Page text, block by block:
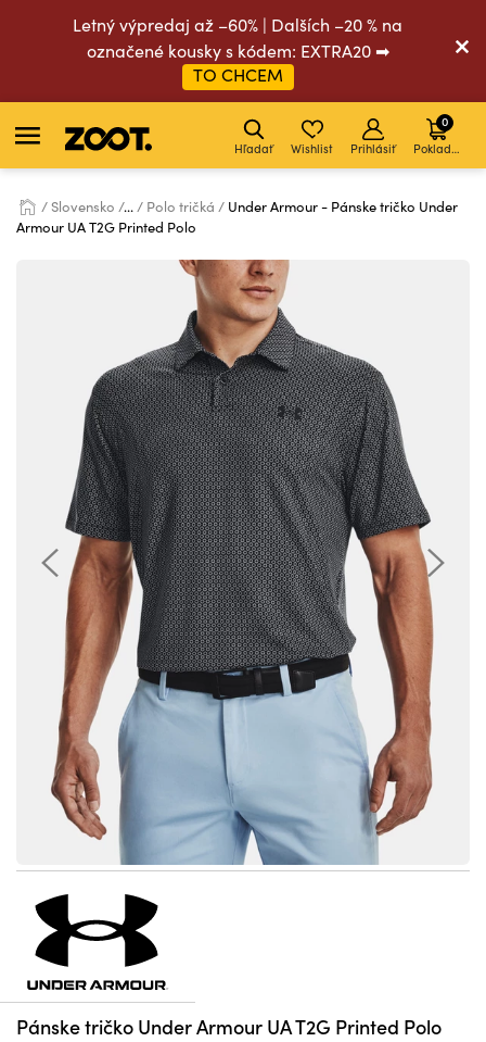
Letný výpredaj až –60% | Dalších –20 % na
označené kousky s kódem: EXTRA20 ➡
TO CHCEM
Hľadať Wishlist Prihlásiť Pokladňa
0
Slovensko ... Polo tričká
Under Armour - Pánske tričko Under
Armour UA T2G Printed Polo
Pánske tričko Under Armour UA T2G Printed Polo